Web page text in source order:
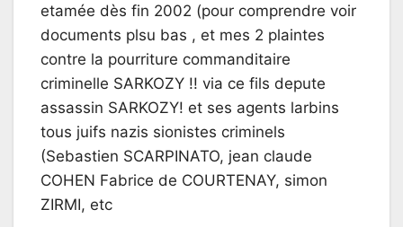
etamée dès fin 2002 (pour comprendre voir
documents plsu bas , et mes 2 plaintes
contre la pourriture commanditaire
criminelle SARKOZY !! via ce fils depute
assassin SARKOZY! et ses agents larbins
tous juifs nazis sionistes criminels
(Sebastien SCARPINATO, jean claude
COHEN Fabrice de COURTENAY, simon
ZIRMI, etc